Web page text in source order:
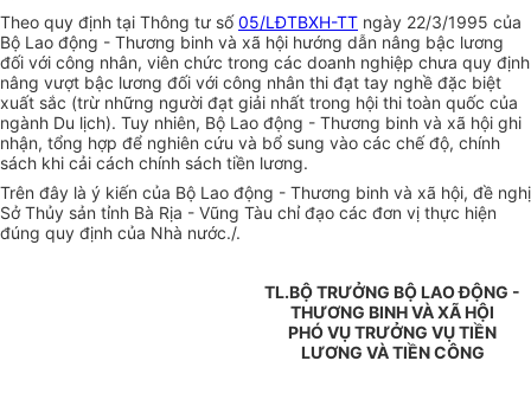
Theo quy định tại Thông tư số05/LĐTBXH-TT ngày 22/3/1995 của
Bộ Lao động - Thương binh và xã hội hướng dẫn nâng bậc lương
đối với công nhân, viên chức trong các doanh nghiệp chưa quy định
nâng vượt bậc lương đối với công nhân thi đạt tay nghề đặc biệt
xuất sắc (trừ những người đạt giải nhất trong hội thi toàn quốc của
ngành Du lịch). Tuy nhiên, Bộ Lao động - Thương binh và xã hội ghi
nhận, tổng hợp để nghiên cứu và bổ sung vào các chế độ, chính
sách khi cải cách chính sách tiền lương.
Trên đây là ý kiến của Bộ Lao động - Thương binh và xã hội, đề nghị
Sở Thủy sản tỉnh Bà Rịa - Vũng Tàu chỉ đạo các đơn vị thực hiện
đúng quy định của Nhà nước./.
TL.BỘ TRƯỞNG BỘ LAO ĐỘNG -
THƯƠNG BINH VÀ XÃ HỘI
PHÓ VỤ TRƯỞNG VỤ TIỀN
LƯƠNG VÀ TIỀN CÔNG